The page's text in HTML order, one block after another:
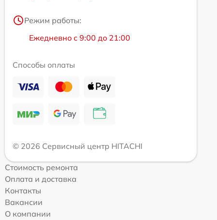
Режим работы:
Ежедневно с 9:00 до 21:00
Способы оплаты
© 2026 Сервисный центр HITACHI
Стоимость ремонта
Оплата и доставка
Контакты
Вакансии
О компании